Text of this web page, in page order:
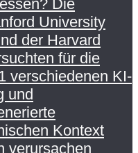
Die
University
der Harvard
für die
verschiedenen KI-
und
Kontext
verursachen